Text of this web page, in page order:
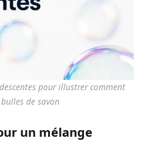
pour illustrer comment
de savon
un mélange